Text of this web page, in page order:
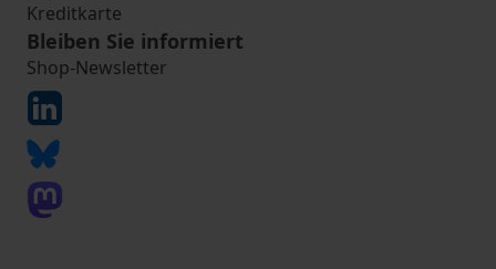
Kreditkarte
Bleiben Sie informiert
Shop-Newsletter